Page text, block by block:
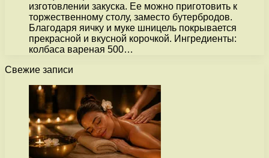
изготовлении закуска. Ее можно приготовить к
торжественному столу, заместо бутербродов.
Благодаря яичку и муке шницель покрывается
прекрасной и вкусной корочкой. Ингредиенты:
колбаса вареная 500…
Свежие записи